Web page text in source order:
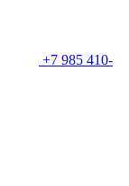
+7 985 410-